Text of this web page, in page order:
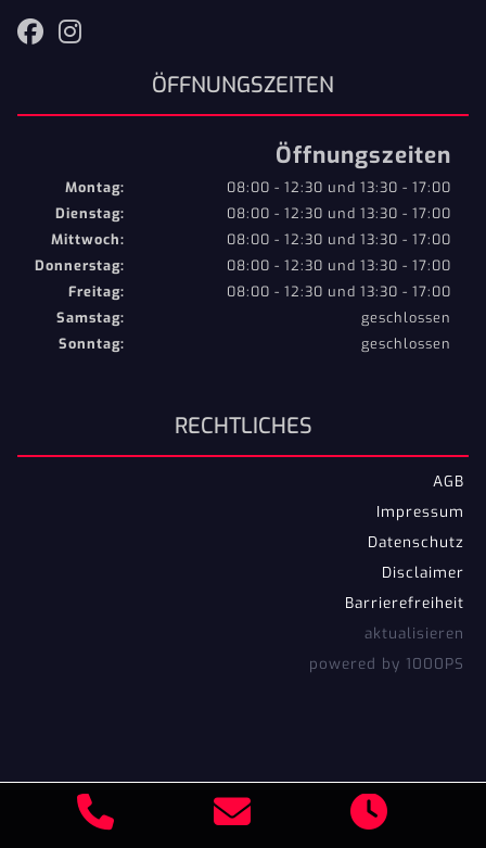
ÖFFNUNGSZEITEN
Öffnungszeiten
Montag:
08:00 - 12:30 und 13:30 - 17:00
Dienstag:
08:00 - 12:30 und 13:30 - 17:00
Mittwoch:
08:00 - 12:30 und 13:30 - 17:00
Donnerstag:
08:00 - 12:30 und 13:30 - 17:00
Freitag:
08:00 - 12:30 und 13:30 - 17:00
Samstag:
geschlossen
Sonntag:
geschlossen
RECHTLICHES
AGB
Impressum
Datenschutz
Disclaimer
Barrierefreiheit
aktualisieren
powered by 1000PS